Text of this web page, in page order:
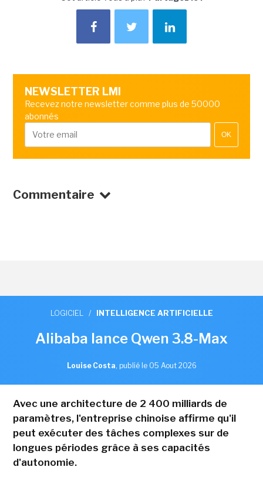
NEWSLETTER LMI
Recevez notre newsletter comme plus de 50000
abonnés
OK
Commentaire
LOGICIEL / INTELLIGENCE ARTIFICIELLE
Alibaba lance Qwen 3.8-Max
Louise Costa, publié le 05 Aout 2026
Avec une architecture de 2 400 milliards de
paramètres, l'entreprise chinoise affirme qu'il
peut exécuter des tâches complexes sur de
longues périodes grâce à ses capacités
d'autonomie.